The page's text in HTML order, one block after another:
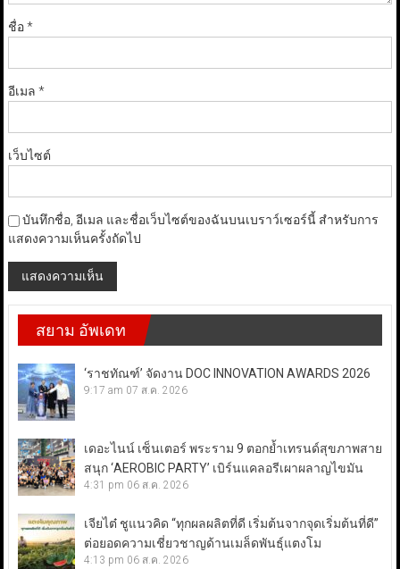
ชื่อ*
อีเมล *
เว็บไซต์
บันทึกชื่อ, อีเมล และชื่อเว็บไซต์ของฉันบนเบราว์เซอร์นี้ สำหรับการ
แสดงความเห็นครั้งถัดไป
สยาม อัพเดท
‘ราชทัณฑ์’ จัดงาน DOC INNOVATION AWARDS 2026
9:17 am 07 ส.ค. 2026
เดอะไนน์ เซ็นเตอร์ พระราม 9 ตอกย้ำเทรนด์สุขภาพสาย
สนุก ‘AEROBIC PARTY’ เบิร์นแคลอรีเผาผลาญไขมัน
4:31 pm 06 ส.ค. 2026
เจียไต๋ ชูแนวคิด “ทุกผลผลิตที่ดี เริ่มต้นจากจุดเริ่มต้นที่ดี”
ต่อยอดความเชี่ยวชาญด้านเมล็ดพันธุ์แตงโม
4:13 pm 06 ส.ค. 2026